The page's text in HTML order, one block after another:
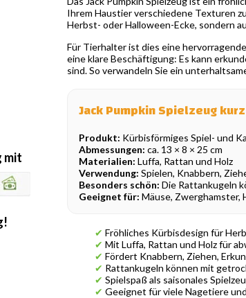
mit
Ihrem Haustier verschiedene Texturen
Herbst- oder Halloween-Ecke, sondern
Für Tierhalter ist dies eine
eine klare Beschäftigung: Es kann
sind. So verwandeln Sie ein
Jack Pumpkin Spielzeug
Produkt: Kürbisförmiges Spiel- und
Abmessungen: ca. 13 × 8 × 25 cm
Materialien: Luffa, Rattan und Holz
Verwendung: Spielen, Knabbern,
Besonders schön: Die Rattankugeln
Geeignet für: Mäuse, Zwerghamster,
✔ Fröhliches Kürbisdesign für
✔ Mit Luffa, Rattan und Holz für
✔ Fördert Knabbern, Ziehen,
✔ Rattankugeln können mit
✔ Spielspaß als saisonales
✔ Geeignet für viele Nagetiere